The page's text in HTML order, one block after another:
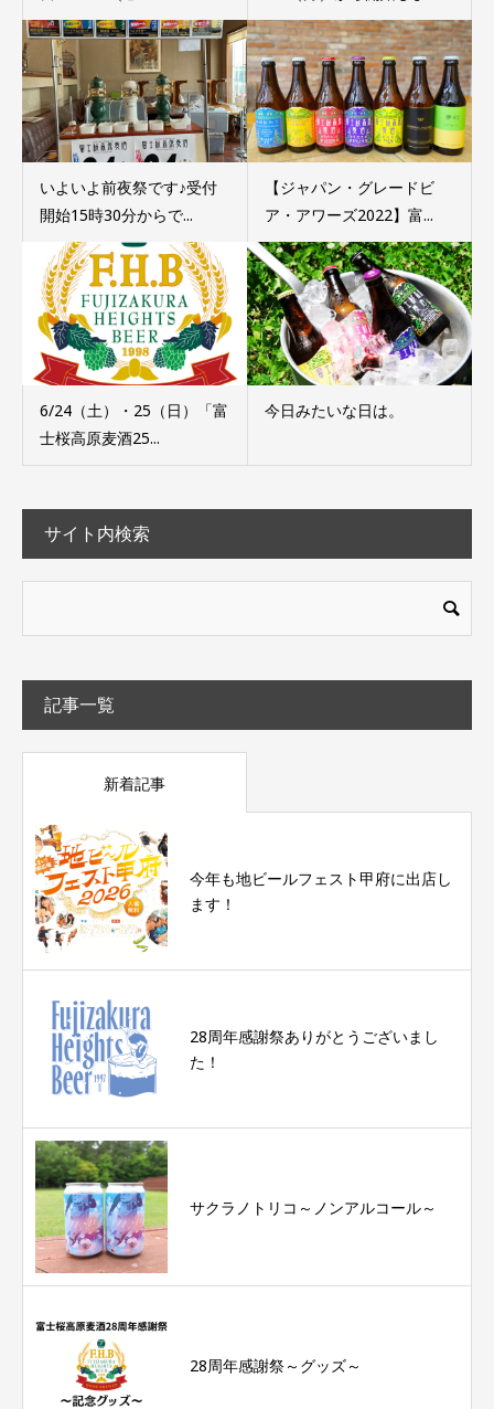
いよいよ前夜祭です♪受付
開始15時30分からで...
【ジャパン・グレードビ
ア・アワーズ2022】富...
6/24（土）・25（日）「富
士桜高原麦酒25...
今日みたいな日は。
サイト内検索
記事一覧
新着記事
今年も地ビールフェスト甲府に出店し
ます！
28周年感謝祭ありがとうございまし
た！
サクラノトリコ～ノンアルコール～
28周年感謝祭～グッズ～